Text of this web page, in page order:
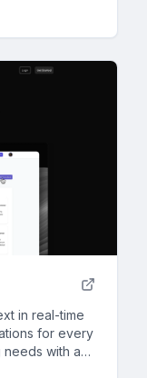
in real-time
for every
needs with a